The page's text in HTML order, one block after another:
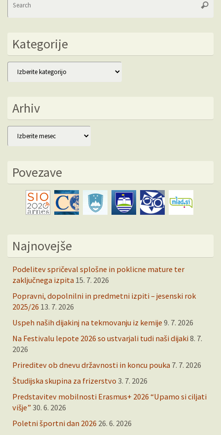
Kategorije
Kategorije
Arhiv
Arhiv
Povezave
Najnovejše
Podelitev spričeval splošne in poklicne mature ter
zaključnega izpita 15. 7. 2026
Popravni, dopolnilni in predmetni izpiti – jesenski rok
2025/26 13. 7. 2026
Uspeh naših dijakinj na tekmovanju iz kemije 9. 7. 2026
Na Festivalu lepote 2026 so ustvarjali tudi naši dijaki 8. 7.
2026
Prireditev ob dnevu državnosti in koncu pouka 7. 7. 2026
Študijska skupina za frizerstvo 3. 7. 2026
Predstavitev mobilnosti Erasmus+ 2026 “Upamo si ciljati
višje” 30. 6. 2026
Poletni športni dan 2026 26. 6. 2026